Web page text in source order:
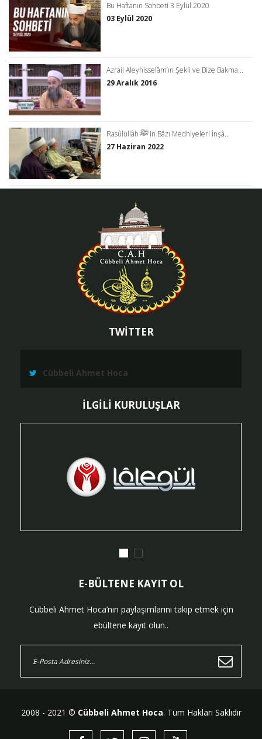
Bu Haftanın Sohbeti 3 Eylül 2020
03 Eylül 2020
Azrail Aleyhisselâm’ın Şekli ve Bize Bakma...
29 Aralık 2016
Rasûlüllâh ﷺ'in Bâzı Medhiyeleri İnşâ...
27 Haziran 2022
TWİTTER
Cübbeli Ahmet Hoca
İLGİLİ KURULUŞLAR
E-BÜLTENE KAYIT OL
Cübbeli Ahmet Hoca’nın paylaşımlarını takip etmek için
ebültene kayıt olun..
2008 - 2021 © Cübbeli Ahmet Hoca. Tüm Hakları Saklıdır